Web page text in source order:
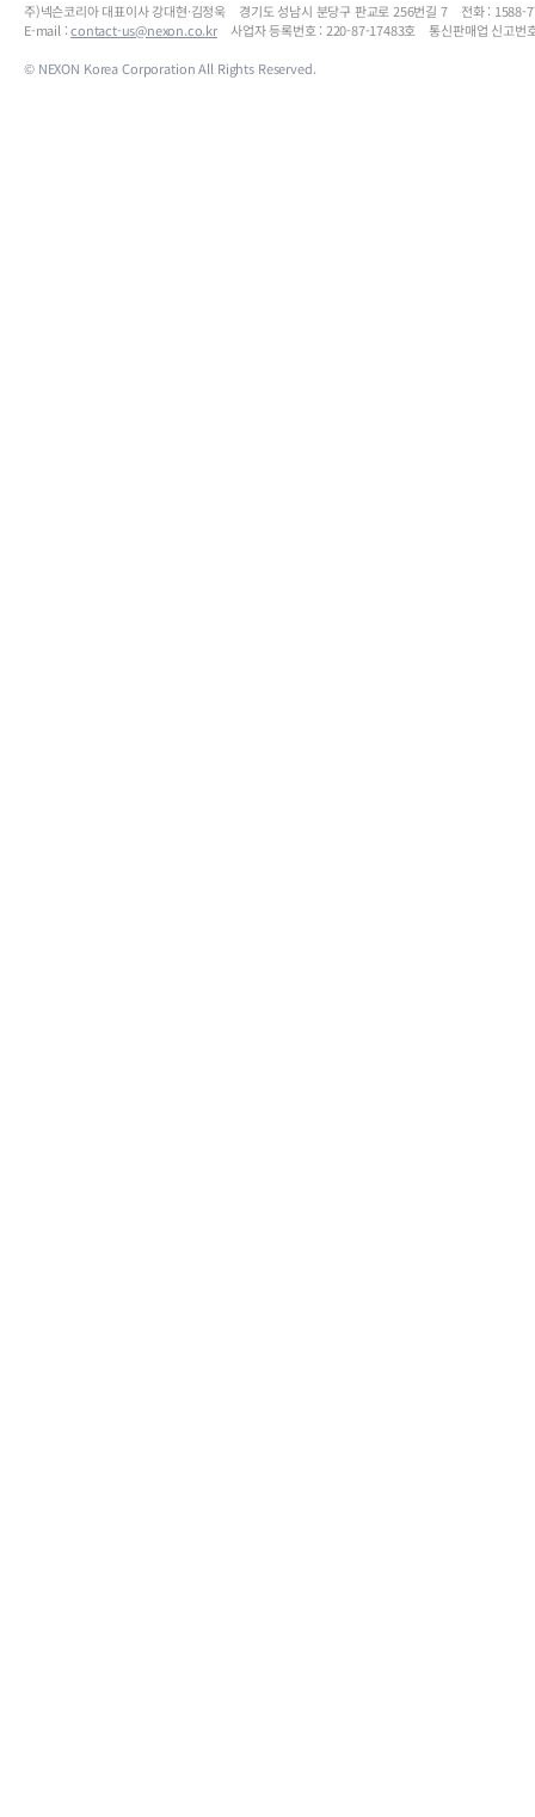
주)넥슨코리아 대표이사 강대현·김정욱 경기도 성남시 분당구 판교로 256번길 7 전화 :
E-mail :contact-us@nexon.co.kr사업자 등록번호 : 220-87-17483호 통신판매업 신고번
© NEXON Korea Corporation All Rights Reserved.